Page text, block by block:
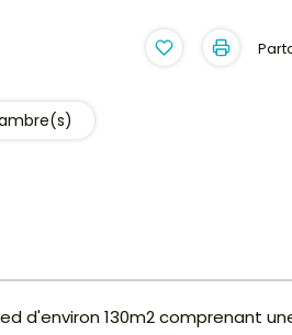
d'environ 130m2 comprenant